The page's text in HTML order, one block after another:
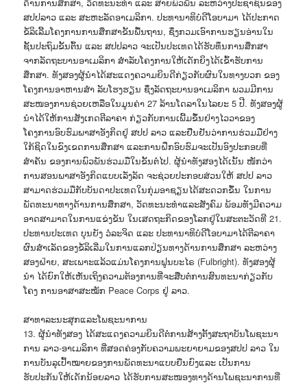
ສປປລາວ ແລະ ສະຫະລັດອາເມລິກາ. ປະທານາທິບໍດີໂອບາມາ ໄດ້ປະກາດ
ຂໍ້ລິເລີ້ມໂຄງການການສຶກສາຂັ້ນພື້ນຖານ, ຊຶ່ງກວມເອົາການຮຽນອ່ານໃນ
ຊັ້ນປະຖົມຂັ້ນຕົ້ນ ແລະ ສປປລາວ ຈະເປັນປະເທດໄດ້ຮັບທຶນການສຶກສາ
ຈາກລັດຖະບານອາເມລິກາ ສຳລັບໂຄງການໃຫ້ເດັກຍິງໄດ້ເຂົ້າຮັບການ
ສຶກສາ. ທັງສອງຜູ້ນຳໄດ້ສະແດງຄວາມຍິນດີກ່ຽວກັບຜົນໃນທາງບວກ ຂອງ
ໂຄງການອາຫານສຳ ລັບໂຮງຮຽນ ຊຶ່ງລັດຖະບານອາເມລິກາ ພວມມີການ
ສະໜອງການຊ່ວຍເຫລືອໃນມູນຄ່າ 27 ລ້ານໂດລາໃນໄລຍະ 5 ປີ. ທັງສອງຜູ້
ນຳໄດ້ໃຫ້ການສັງເກດຕີລາຄາ ກ່ຽວກັບການເພີ້ມຂຶ້ນຢ່າງໄວວາຂອງ
ໂຄງການອົບຮົມພາສາອັງກິດຢູ່ ສປປ ລາວ ແລະຢືນຢັນວ່າການຮ່ວມມືຢ່າງ
ໃກ້ຊິດໃນຂົງເຂດການສຶກສາ ແລະການຝຶກອົບຮົມຈະເປັນອົງປະກອບທີ່
ສຳຄັນ ຂອງການພົວພັນຮ່ວມມືໃນຂັ້ນຕໍ່ໄປ. ຜູ້ນຳທັງສອງໄດ້ເນັ້ນ ໜັກວ່າ
ການສອນພາສາອັງກິດແບບເລັ່ງລັດ ຈະຊ່ວຍປະກອບສ່ວນໃຫ້ ສປປ ລາວ
ສາມາດຮ່ວມມືກັບບັນດາປະເທດໃນກຸ່ມອາຊຽນໄດ້ສະດວກຂຶ້ນ ໃນການ
ພັດທະນາທາງດ້ານການສຶກສາ, ວັດທະນະທຳແລະສັງຄົມ ພ້ອມທັງມີຄວາມ
ອາດສາມາດໃນການແຂ່ງຂັນ ໃນເສດຖະກິດຂອງໂລກຢູ່ໃນສະຕະວັດທີ 21.
ປະທານປະເທດ ບຸນຍັງ ວໍລະຈິດ ແລະ ປະທານາທິບໍດີໂອບາມາໄດ້ຕີລາຄາ
ຜົນສຳເລັດຂອງຂໍ້ລິເລີ່ມໃນການແລກປ່ຽນທາງດ້ານການສຶກສາ ລະຫວ່າງ
ສອງຝ່າຍ, ສະເພາະແລ້ວແມ່ນໂຄງການຟູນບະໄຣ (Fulbright). ທັງສອງຜູ້
ນຳ ໄດ້ຍົກໃຫ້ເຫັນເຖິງຄວາມຕ້ອງການທີ່ຈະສືບຕໍ່ການສົນທະນາກ່ຽວກັບ
ໂຄງ ການອາສາສະໝັກ Peace Corps ຢູ່ ລາວ.
ສາທາລະນະສຸກແລະໂພຊະນາການ
13. ຜູ້ນຳທັງສອງ ໄດ້ສະແດງຄວາມຍິນດີຕໍ່ການສ້າງຕັ້ງສະຖາບັນໂພຊະນາ
ການ ລາວ-ອາເມລິກາ ທີ່ສອດຄ່ອງກັບຄວາມພະຍາຍາມຂອງສປປ ລາວ ໃນ
ການບັນລຸເປົ້າໝາຍຂອງການພັດທະນາແບບຍືນຍົງແລະ ເປັນການ
ຮັບປະກັນໃຫ້ເດັກນ້ອຍລາວ ໄດ້ຮັບການສະໜອງທາງດ້ານໂພຊະນາການທີ່